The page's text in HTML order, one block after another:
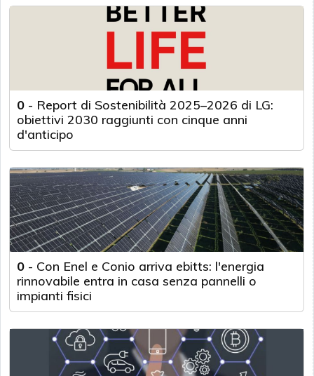
0 - Report di Sostenibilità 2025–2026 di LG:
obiettivi 2030 raggiunti con cinque anni
d'anticipo
0 - Con Enel e Conio arriva ebitts: l'energia
rinnovabile entra in casa senza pannelli o
impianti fisici